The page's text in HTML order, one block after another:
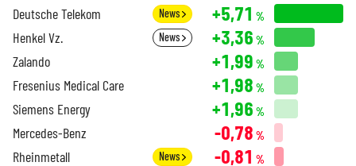
Deutsche Telekom News +5,71 %
Henkel Vz. News +3,36 %
Zalando +1,99 %
Fresenius Medical Care +1,98 %
Siemens Energy +1,96 %
Mercedes-Benz -0,78 %
Rheinmetall News -0,81 %